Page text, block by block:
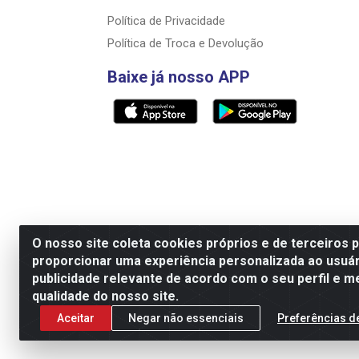
O nosso site coleta cookies próprios e de terceiros
proporcionar uma experiência personalizada ao
publicidade relevante de acordo com o seu perfil e
qualidade do nosso site.
Aceitar Negar não essenciais Preferências
Política de Privacidade
Política de Troca e Devolução
Baixe já nosso APP
Razão Social: Rally motos distribuidora,